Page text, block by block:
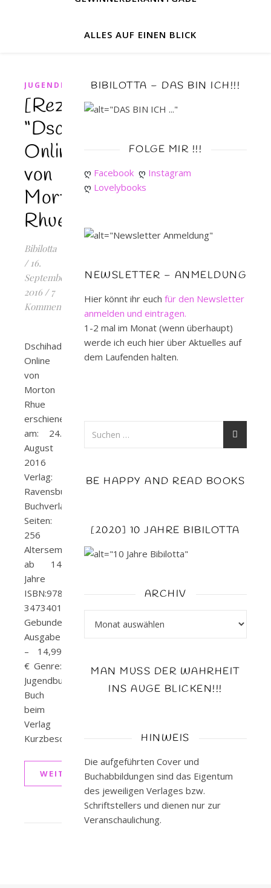
ALLES AUF EINEN BLICK
JUGENDBUCH
[Rezension]
“Dschihad
Online”
von
Morton
Rhue
Bibilotta
/ 16.
September
2016 / 7
Kommentare
Dschihad
Online
von
Morton
Rhue
erschienen
am: 24.
August
2016
Verlag:
Ravensburger
Buchverlag
Seiten:
256
Altersempfehlung:
ab 14
Jahre
ISBN:978-
3473401185
Gebundene
Ausgabe
– 14,99
€ Genre:
Jugendbuch,
Buch
beim
Verlag
Kurzbeschreibung…
WEITERLESEN
BIBILOTTA – DAS BIN ICH!!!
FOLGE MIR !!!
ღ Facebook ღ Instagram
ღ Lovelybooks
NEWSLETTER – ANMELDUNG
Hier könnt ihr euch für den Newsletter
anmelden und eintragen.
1-2 mal im Monat (wenn überhaupt)
werde ich euch hier über Aktuelles auf
dem Laufenden halten.
BE HAPPY AND READ BOOKS
[2020] 10 JAHRE BIBILOTTA
ARCHIV
MAN MUSS DER WAHRHEIT
INS AUGE BLICKEN!!!
HINWEIS
Die aufgeführten Cover und
Buchabbildungen sind das Eigentum
des jeweiligen Verlages bzw.
Schriftstellers und dienen nur zur
Veranschaulichung.